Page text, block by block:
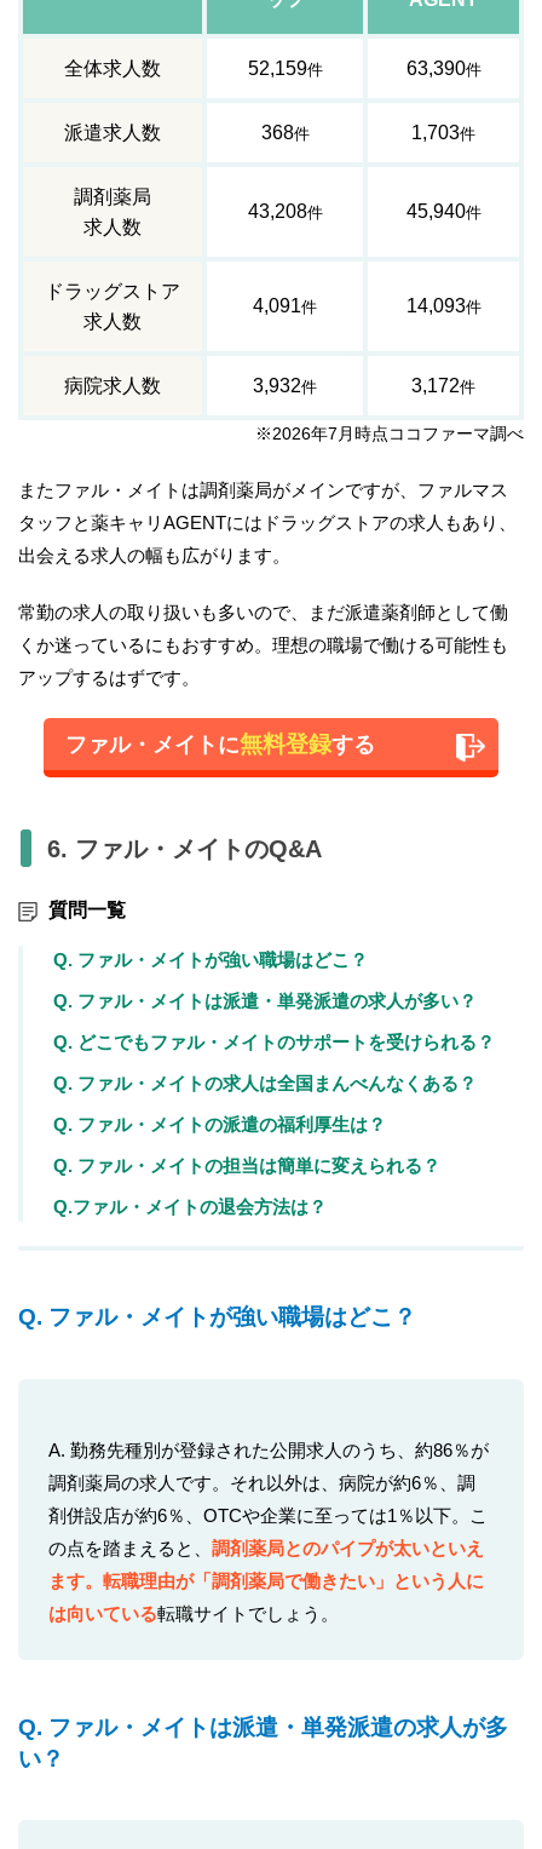
全体求人数 52,159件 63,390件
派遣求人数 368件 1,703件
調剤薬局
求人数
43,208件 45,940件
ドラッグストア
求人数
4,091件 14,093件
病院求人数 3,932件 3,172件
※2026年7月時点ココファーマ調べ
またファル・メイトは調剤薬局がメインですが、ファルマス
タッフと薬キャリAGENTにはドラッグストアの求人もあり、
出会える求人の幅も広がります。
常勤の求人の取り扱いも多いので、まだ派遣薬剤師として働
くか迷っているにもおすすめ。理想の職場で働ける可能性も
アップするはずです。
ファル・メイトに無料登録する
6. ファル・メイトのQ&A
質問一覧
Q. ファル・メイトが強い職場はどこ？
Q. ファル・メイトは派遣・単発派遣の求人が多い？
Q. どこでもファル・メイトのサポートを受けられる？
Q. ファル・メイトの求人は全国まんべんなくある？
Q. ファル・メイトの派遣の福利厚生は？
Q. ファル・メイトの担当は簡単に変えられる？
Q.ファル・メイトの退会方法は？
Q. ファル・メイトが強い職場はどこ？
A. 勤務先種別が登録された公開求人のうち、約86％が
調剤薬局の求人です。それ以外は、病院が約6％、調
剤併設店が約6％、OTCや企業に至っては1％以下。こ
の点を踏まえると、調剤薬局とのパイプが太いといえ
ます。転職理由が「調剤薬局で働きたい」という人に
は向いている転職サイトでしょう。
Q. ファル・メイトは派遣・単発派遣の求人が多
い？